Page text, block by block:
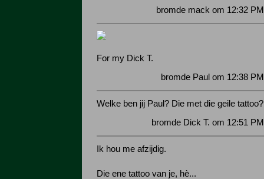
bromde mack om 12:32
For my Dick T.
bromde Paul om 12:38
Welke ben jij Paul? Die met die geile tattoo?
bromde Dick T. om 12:51
Ik hou me afzijdig.
Die ene tattoo van je, hè...